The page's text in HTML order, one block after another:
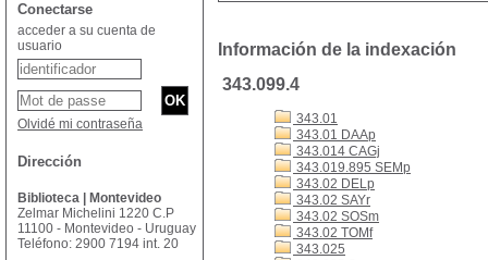
Información de la indexación
343.099.4
343.01
343.01 DAAp
343.014 CAGj
343.019.895 SEMp
343.02 DELp
343.02 SAYr
343.02 SOSm
343.02 TOMf
343.025
Conectarse
acceder a su cuenta de
usuario
Olvidé mi contraseña
Dirección
Biblioteca | Montevideo
Zelmar Michelini 1220 C.P
11100 - Montevideo - Uruguay
Teléfono: 2900 7194 int. 20